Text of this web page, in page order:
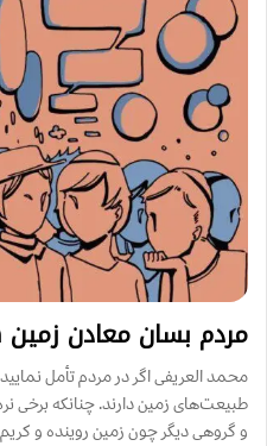
مردم بسان معادن
محمد العریفی اگر در مردم تأمل
طبیعت‌های زمین دارند. چنانکه
و گروهی دیگر چون زمین روینده و